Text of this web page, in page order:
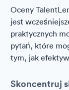
Oceny
jest
praktycznych
pytań, które
tym, jak
Skoncentruj